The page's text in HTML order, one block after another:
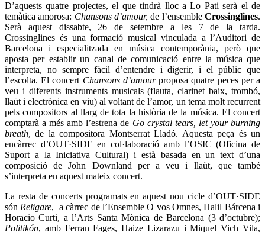
D’aquests quatre projectes, el que tindrà lloc a Lo Pati serà el de
temàtica amorosa: Chansons d’amour,de l’ensembleCrossinglines.
Serà aquest dissabte, 26 de setembre a les 7 de la tarda.
Crossinglines és una formació musical vinculada a l’Auditori de
Barcelona i especialitzada en música contemporània, però que
aposta per establir un canal de comunicació entre la música que
interpreta, no sempre fàcil d’entendre i digerir, i el públic que
l’escolta. El concert Chansons d’amourproposa quatre peces per a
veu i diferents instruments musicals (flauta, clarinet baix, trombó,
llaüt i electrònica en viu) al voltant de l’amor, un tema molt recurrent
pels compositors al llarg de tota la història de la música. El concert
comptarà a més amb l’estrena de Go crystal tears, let your burning
breath, de la compositora Montserrat Lladó. Aquesta peça és un
encàrrec d’OUT·SIDE en col·laboració amb l’OSIC (Oficina de
Suport a la Iniciativa Cultural) i està basada en un text d’una
composició de John Downland per a veu i llaüt, que també
s’interpreta en aquest mateix concert.
La resta de concerts programats en aquest nou cicle d’OUT·SIDE
són Religare, a càrrec de l’Ensemble O vos Omnes, Halil Bárcena i
Horacio Curti, a l’Arts Santa Mònica de Barcelona (3 d’octubre);
Politikón, amb Ferran Fages, Haize Lizarazu i Miquel Vich Vila,